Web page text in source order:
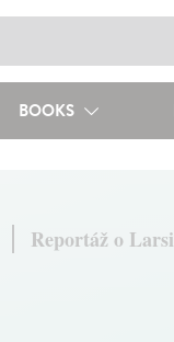
BOOKS
Reportáž o